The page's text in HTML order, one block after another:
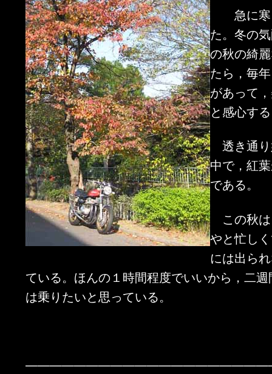
急に寒
た。冬の
の秋の綺
たら，毎
があって
と感心す
透き通
中で，紅
である。
この秋
やと忙し
には出ら
ている。ほんの１時間程度でいいから，二
は乗りたいと思っている。